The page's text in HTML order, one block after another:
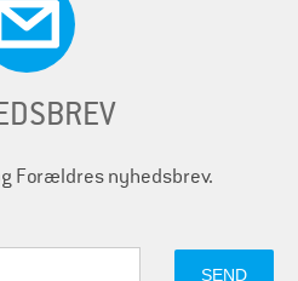
Forældres nyhedsbrev.